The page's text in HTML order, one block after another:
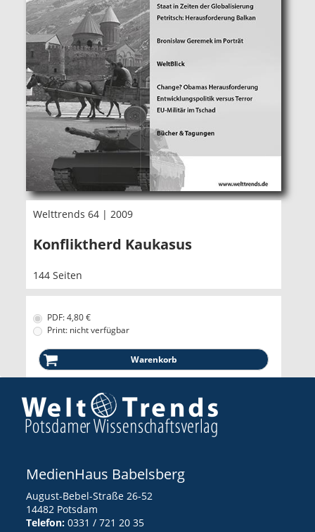
Welttrends 64 | 2009
Konfliktherd Kaukasus
144 Seiten
PDF: 4,80 €
Print: nicht verfügbar
MedienHaus Babelsberg
August-Bebel-Straße 26-52
14482 Potsdam
Telefon: 0331 / 721 20 35